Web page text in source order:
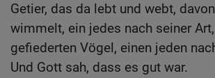
Getier, das da lebt und webt,
wimmelt, ein jedes nach seiner
gefiederten Vögel, einen jeden
Und Gott sah, dass es gut war.